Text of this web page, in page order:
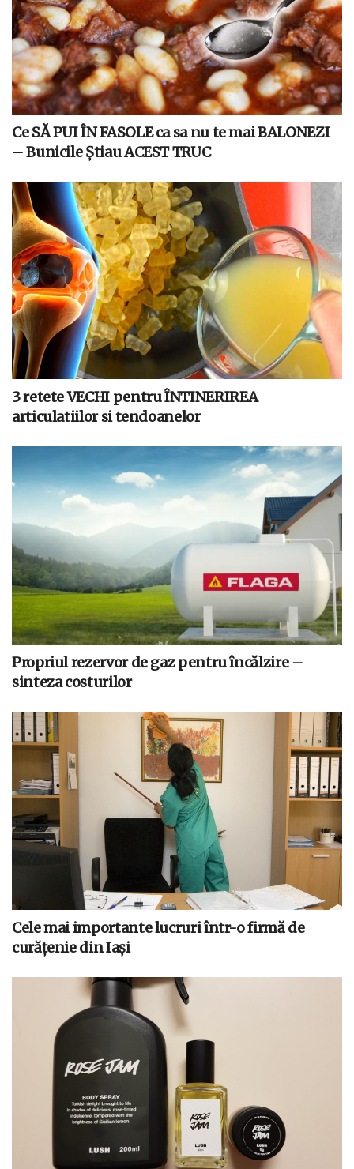
Ce SĂ PUI ÎN FASOLE ca sa nu te mai BALONEZI
– Bunicile Știau ACEST TRUC
3 retete VECHI pentru ÎNTINERIREA
articulatiilor si tendoanelor
Propriul rezervor de gaz pentru încălzire –
sinteza costurilor
Cele mai importante lucruri într-o firmă de
curățenie din Iași